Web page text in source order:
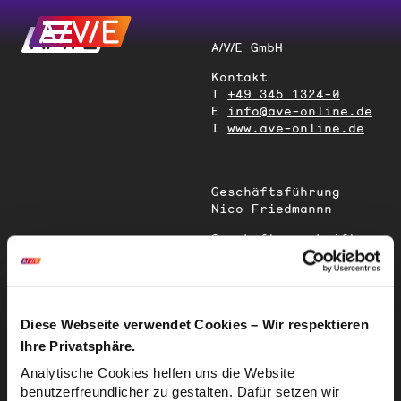
Diese Webseite verwendet Cookies – Wir respektieren
Ihre Privatsphäre.
Analytische Cookies helfen uns die Website
benutzerfreundlicher zu gestalten. Dafür setzen wir
A/V/E GmbH
Kontakt
T +49 345 1324-0
E info@ave-online.de
I www.ave-online.de
Geschäftsführung
Nico Friedmannn
Geschäftsanschrift
Magdeburger Straße
Sitz der
Gesellschaft